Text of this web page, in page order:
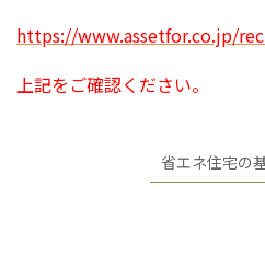
https://www.assetfor.co.jp/
上記をご確認ください。
省エネ住宅の